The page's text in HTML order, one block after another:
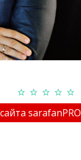
sarafanPRO